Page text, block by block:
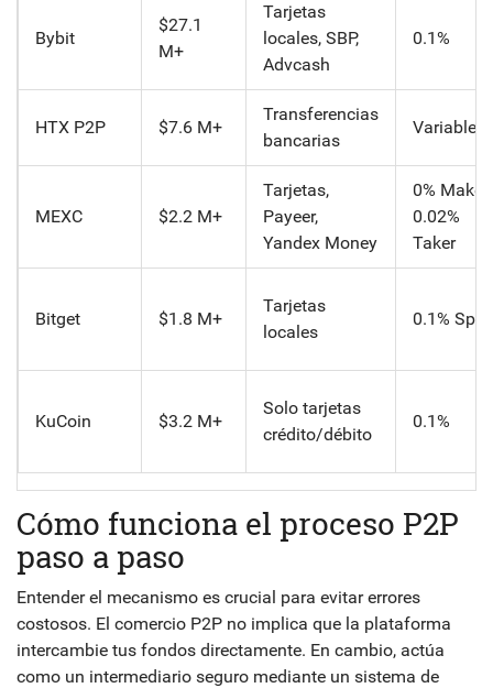
Bybit
$27.1
M+
Tarjetas
locales, SBP,
Advcash
0.1%
HTX P2P $7.6 M+
Transferencias
bancarias
Variable
MEXC $2.2 M+
Tarjetas,
Payeer,
Yandex Money
0%
0.02%
Taker
Bitget $1.8 M+
Tarjetas
locales
0.1% Spot
KuCoin $3.2 M+
Solo tarjetas
crédito/débito
0.1%
Cómo funciona el proceso P2P
paso a paso
Entender el mecanismo es crucial para evitar errores
costosos. El comercio P2P no implica que la plataforma
intercambie tus fondos directamente. En cambio, actúa
como un intermediario seguro mediante un sistema de